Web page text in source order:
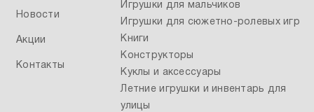
Новости
Акции
Контакты
Игрушки для мальчиков
Игрушки для сюжетно-ролевых игр
Книги
Конструкторы
Куклы и аксессуары
Летние игрушки и инвентарь для
улицы